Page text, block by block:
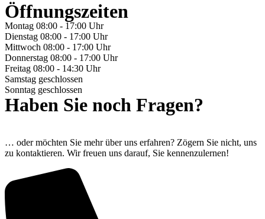
Öffnungszeiten
Montag 08:00 - 17:00 Uhr
Dienstag 08:00 - 17:00 Uhr
Mittwoch 08:00 - 17:00 Uhr
Donnerstag 08:00 - 17:00 Uhr
Freitag 08:00 - 14:30 Uhr
Samstag geschlossen
Sonntag geschlossen
Haben Sie noch Fragen?
… oder möchten Sie mehr über uns erfahren? Zögern Sie nicht, uns
zu kontaktieren. Wir freuen uns darauf, Sie kennenzulernen!